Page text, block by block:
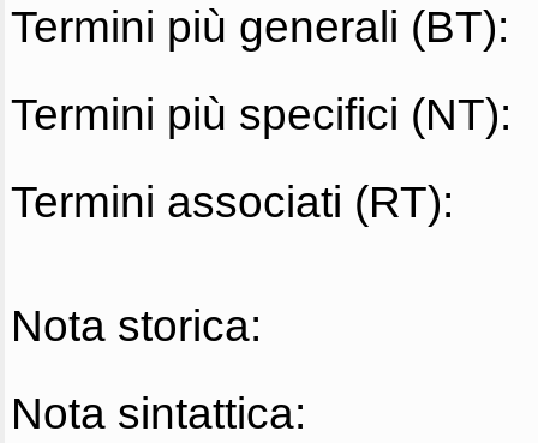
Termini più generali (BT):
Termini più specifici (NT):
Termini associati (RT):
Nota storica:
Nota sintattica: